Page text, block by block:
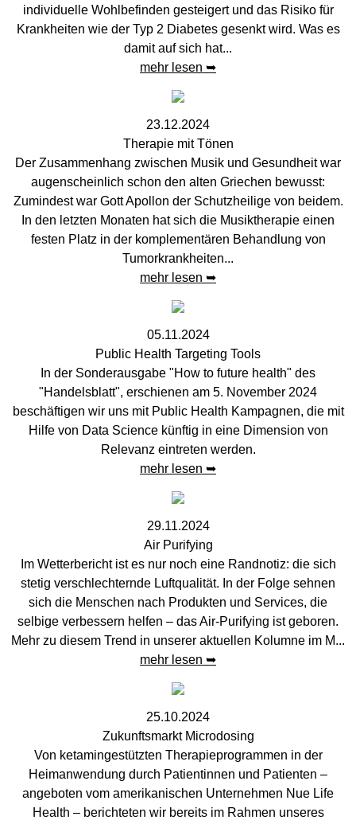
individuelle Wohlbefinden gesteigert und das Risiko für
Krankheiten wie der Typ 2 Diabetes gesenkt wird. Was es
damit auf sich hat...
mehr lesen ➥
23.12.2024
Therapie mit Tönen
Der Zusammenhang zwischen Musik und Gesundheit war
augenscheinlich schon den alten Griechen bewusst:
Zumindest war Gott Apollon der Schutzheilige von beidem.
In den letzten Monaten hat sich die Musiktherapie einen
festen Platz in der komplementären Behandlung von
Tumorkrankheiten...
mehr lesen ➥
05.11.2024
Public Health Targeting Tools
In der Sonderausgabe "How to future health" des
"Handelsblatt", erschienen am 5. November 2024
beschäftigen wir uns mit Public Health Kampagnen, die mit
Hilfe von Data Science künftig in eine Dimension von
Relevanz eintreten werden.
mehr lesen ➥
29.11.2024
Air Purifying
Im Wetterbericht ist es nur noch eine Randnotiz: die sich
stetig verschlechternde Luftqualität. In der Folge sehnen
sich die Menschen nach Produkten und Services, die
selbige verbessern helfen – das Air-Purifying ist geboren.
Mehr zu diesem Trend in unserer aktuellen Kolumne im M...
mehr lesen ➥
25.10.2024
Zukunftsmarkt Microdosing
Von ketamingestützten Therapieprogrammen in der
Heimanwendung durch Patientinnen und Patienten –
angeboten vom amerikanischen Unternehmen Nue Life
Health – berichteten wir bereits im Rahmen unseres